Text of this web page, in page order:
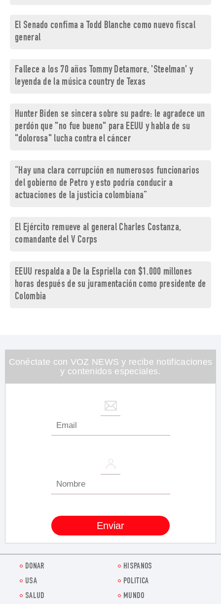
El Senado confima a Todd Blanche como nuevo fiscal
general
Fallece a los 70 años Tommy Detamore, 'Steelman' y
leyenda de la música country de Texas
Hunter Biden se sincera sobre su padre: le agradece un
perdón que "no fue bueno" para EEUU y habla de su
"dolorosa" lucha contra el cáncer
“Hay una clara corrupción en numerosos funcionarios
del gobierno de Petro y esto podría conducir a
actuaciones de la justicia colombiana”
El Ejército remueve al general Charles Costanza,
comandante del V Corps
EEUU respalda a De la Espriella con $1.000 millones
horas después de su juramentación como presidente de
Colombia
Conéctate con VOZ NEWS y recibe notificaciones
y contenidos especiales.
DONAR
HISPANOS
USA
POLITICA
SALUD
MUNDO